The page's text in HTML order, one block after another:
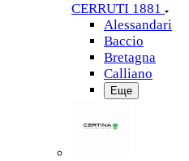
CERRUTI 1881
Alessandari
Baccio
Bretagna
Calliano
Еще